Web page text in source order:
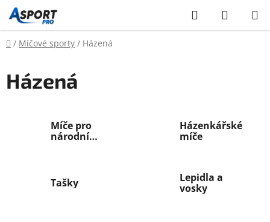
Přejít
na
obsah
Hledat
KOŠÍK
Domů
/ Míčové sporty / Házená
Házená
Míče pro
národní
Házenkářské
míče
Tašky
Lepidla a
vosky